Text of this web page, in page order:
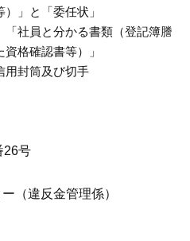
」と「委任状」
社員と分かる書類（登記簿謄
格確認書等）」
用封筒及び切手
26号
（違反金管理係）